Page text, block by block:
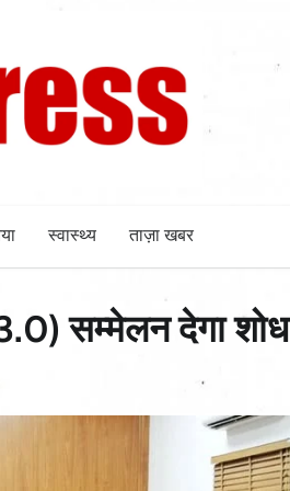
स्वास्थ्य ताज़ा खबर
सम्मेलन देगा